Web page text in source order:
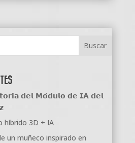
𝗱𝗲𝗹 𝗠𝗼́𝗱𝘂𝗹𝗼 𝗱𝗲 𝗜𝗔 𝗱𝗲𝗹
híbrido 3D + IA
un muñeco inspirado en